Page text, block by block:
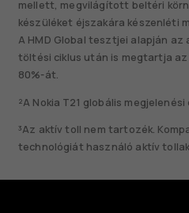
mellett, megvilágított beltéri
készüléket éjszakára készenléti
A HMD Global tesztjei alapján az
töltési ciklus után is megtartja
80%-át.
²A Nokia T21 globális
³Az aktív toll nem tartozék.
technológiát használó aktív